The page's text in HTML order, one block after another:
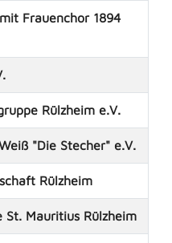
Frauenchor 1894
Rülzheim e.V.
"Die Stecher" e.V.
Rülzheim
Mauritius Rülzheim